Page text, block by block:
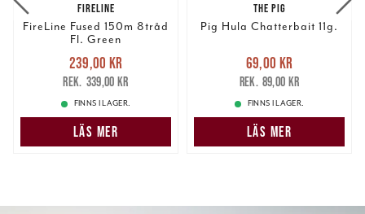
FIRELINE
FireLine Fused 150m 8tråd
Fl. Green
Nuvarande pris
239,00 krTidigare pris
339,00 kr
239,00 kr
339,00 kr
FINNS I LAGER.
LÄS MER
THE PIG
Pig Hula Chatterbait 11g.
Nuvarande pris
69,00 krTidigare pris
89,00 kr
69,00 kr
89,00 kr
FINNS I LAGER.
LÄS MER